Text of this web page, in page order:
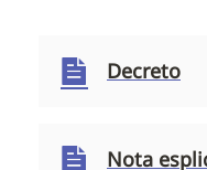
Decreto
Nota